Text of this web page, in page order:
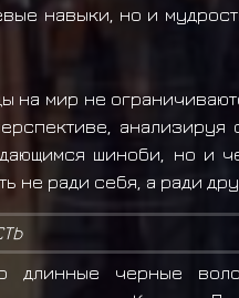
навыки, но и
на мир не
анализируя
шиноби, но и
не ради себя, а ради
длинные черные